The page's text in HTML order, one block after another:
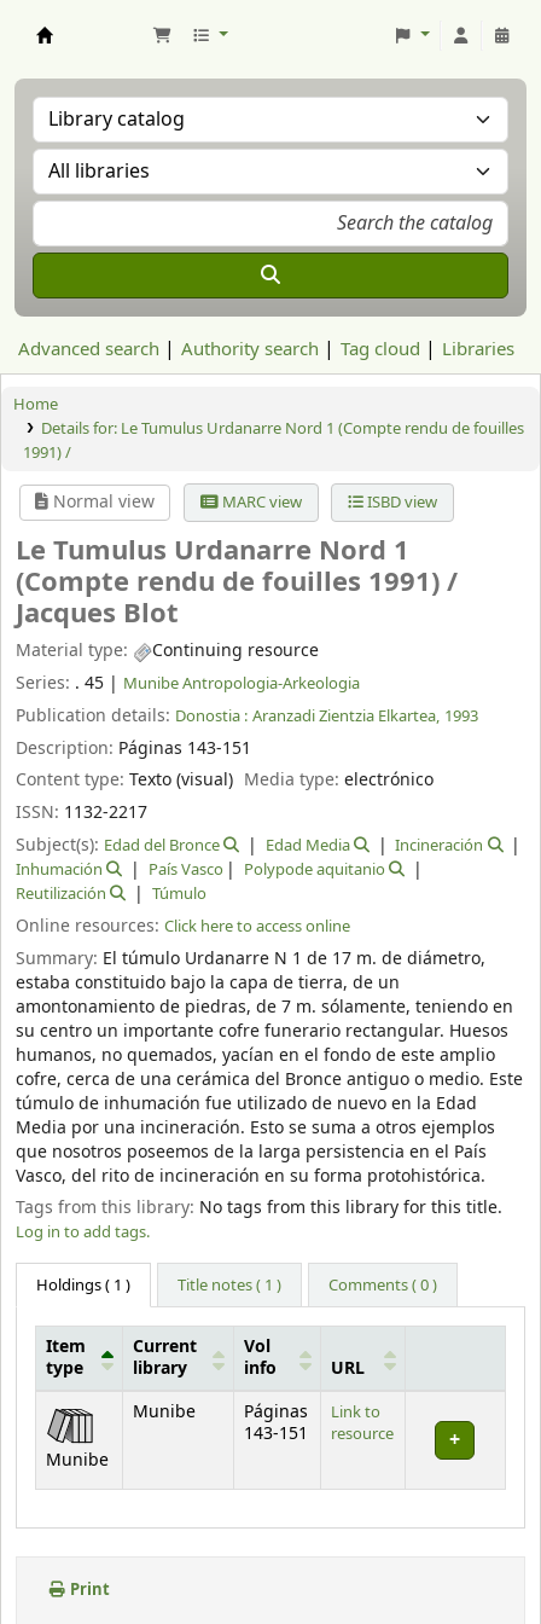
Advanced search Authority search Tag cloud Libraries
Home
Details for: Le Tumulus Urdanarre Nord 1 (Compte rendu de fouilles
1991) /
Normal view MARC view ISBD view
Le Tumulus Urdanarre Nord 1
(Compte rendu de fouilles 1991) /
Jacques Blot
Material type:
Continuing resource
Series: . 45 | Munibe Antropologia-Arkeologia
Publication details: Donostia : Aranzadi Zientzia Elkartea, 1993
Description: Páginas 143-151
Content type: Texto (visual) Media type:electrónico
ISSN: 1132-2217
Subject(s): Edad del Bronce Edad Media
Incineración
Inhumación
País Vasco
Polypode aquitanio
Reutilización
Túmulo
Online resources: Click here to access online
Summary: El túmulo Urdanarre N 1 de 17 m. de diámetro,
estaba constituido bajo la capa de tierra, de un
amontonamiento de piedras, de 7 m. sólamente, teniendo en
su centro un importante cofre funerario rectangular. Huesos
humanos, no quemados, yacían en el fondo de este amplio
cofre, cerca de una cerámica del Bronce antiguo o medio. Este
túmulo de inhumación fue utilizado de nuevo en la Edad
Media por una incineración. Esto se suma a otros ejemplos
que nosotros poseemos de la larga persistencia en el País
Vasco, del rito de incineración en su forma protohistórica.
Tags from this library: No tags from this library for this title.
Log in to add tags.
Holdings( 1 ) Title notes ( 1 ) Comments ( 0 )
Holdings
Item
type
Current
library
Vol
info
URL
Munibe
Munibe
Páginas
143-151
Link to
resource
Print